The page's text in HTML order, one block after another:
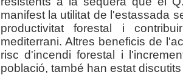
manifest la utilitat de l'estassada
productivitat forestal i
mediterrani. Altres beneficis de
risc d'incendi forestal i
població, també han estat